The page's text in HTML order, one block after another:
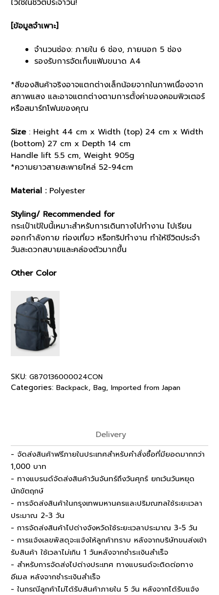
[ข้อมูลจำเพาะ]
จำนวนช่อง: ภายใน 6 ช่อง, ภายนอก 5 ช่อง
รองรับการจัดเก็บแฟ้มขนาด A4
*สีของสินค้าจริงอาจแตกต่างเล็กน้อยจากในภาพเนื่องจาก
สภาพแสง และอาจแตกต่างตามการตั้งค่าของคอมพิวเตอร์
หรือสมาร์ทโฟนของคุณ
Size: Height 44 cm x Width (top) 24 cm x Width
(bottom) 27 cm x Depth 14 cm
Handle lift 5.5 cm, Weight 905g
*ความยาวสายสะพายไหล่ 52-94cm
Material :Polyester
Styling/ Recommended for
กระเป๋าเป้ใบนี้เหมาะสำหรับการเดินทางไปทำงาน ไปเรียน
ออกกำลังกาย ท่องเที่ยว หรือทริปทำงาน ทำให้ชีวิตประจำ
วันสะดวกสบายและคล่องตัวมากขึ้น
Other Color
SKU: G870136000024CON
Categories: Backpack, Bag, Imported from Japan
Delivery
- จัดส่งสินค้าฟรีภายในประเทศสำหรับคำสั่งซื้อที่มียอดมากกว่า
1,000 บาท
- ทางแบรนด์จัดส่งสินค้าวันจันทร์ถึงวันศุกร์ ยกเว้นวันหยุด
นักขัตฤกษ์
- การจัดส่งสินค้าในกรุงเทพมหานครและปริมณฑลใช้ระยะเวลา
ประมาณ 2-3 วัน
- การจัดส่งสินค้าไปต่างจังหวัดใช้ระยะเวลาประมาณ 3-5 วัน
- การแจ้งเลขพัสดุจะแจ้งให้ลูกค้าทราบ หลังจากบริษัทขนส่งเข้า
รับสินค้า ใช้เวลาไม่เกิน 1 วันหลังจากชำระเงินสำเร็จ
- สำหรับการจัดส่งไปต่างประเทศ ทางแบรนด์จะติดต่อทาง
อีเมล หลังจากชำระเงินสำเร็จ
- ในกรณีลูกค้าไม่ได้รับสินค้าภายใน 5 วัน หลังจากได้รับแจ้ง